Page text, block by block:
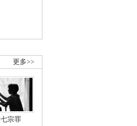
更多>>
宗罪